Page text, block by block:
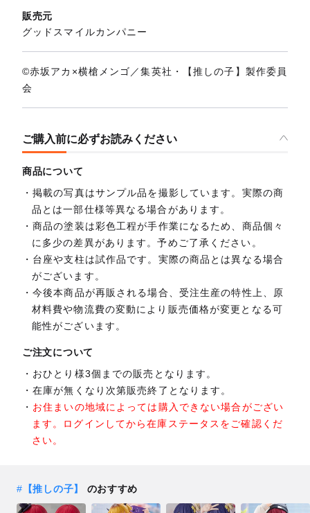
販売元
グッドスマイルカンパニー
©赤坂アカ×横槍メンゴ／集英社・【推しの子】製作委員
会
ご購入前に必ずお読みください
商品について
掲載の写真はサンプル品を撮影しています。実際の商
品とは一部仕様等異なる場合があります。
商品の塗装は彩色工程が手作業になるため、商品個々
に多少の差異があります。予めご了承ください。
台座や支柱は試作品です。実際の商品とは異なる場合
がございます。
今後本商品が再販される場合、受注生産の特性上、原
材料費や物流費の変動により販売価格が変更となる可
能性がございます。
ご注文について
おひとり様3個までの販売となります。
在庫が無くなり次第販売終了となります。
お住まいの地域によっては購入できない場合がござい
ます。ログインしてから在庫ステータスをご確認くだ
さい。
# 【推しの子】 のおすすめ